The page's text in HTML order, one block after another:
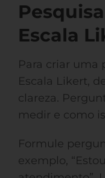
Escala
Para criar uma
Escala Likert,
clareza.
medir e como
Formule
exemplo,